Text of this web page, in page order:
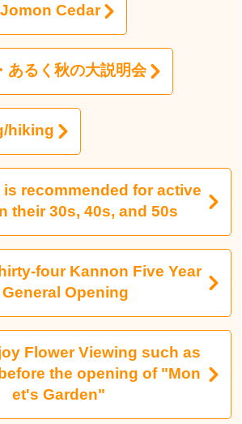
Cedar
あるく秋の大説明会
hiking
is recommended for active
their 30s, 40s, and 50s
four Kannon Five Year
Opening
Flower Viewing such as
the opening of "Mon
et's Garden"